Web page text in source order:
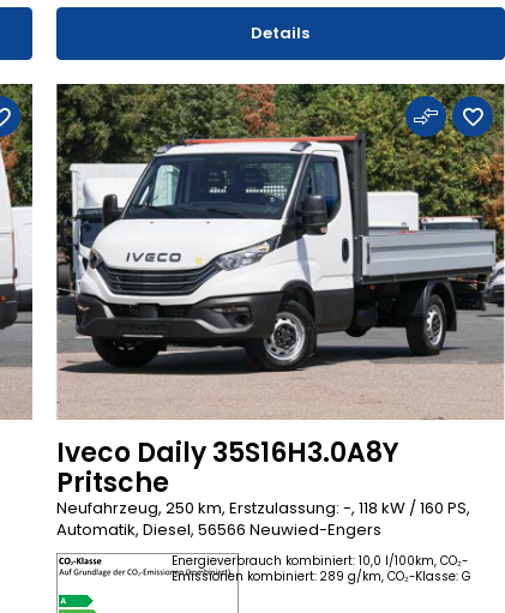
Details
Iveco Daily 35S16H3.0A8Y
Pritsche
Neufahrzeug, 250 km, Erstzulassung: -, 118 kW / 160 PS,
Automatik, Diesel, 56566 Neuwied-Engers
Energieverbrauch kombiniert: 10,0 l/100km, CO₂-
Emissionen kombiniert: 289 g/km, CO₂-Klasse: G